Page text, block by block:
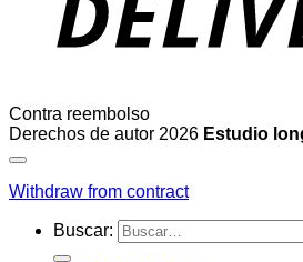
Contra reembolso
Derechos de autor 2026 Estudio
Withdraw from contract
Buscar: